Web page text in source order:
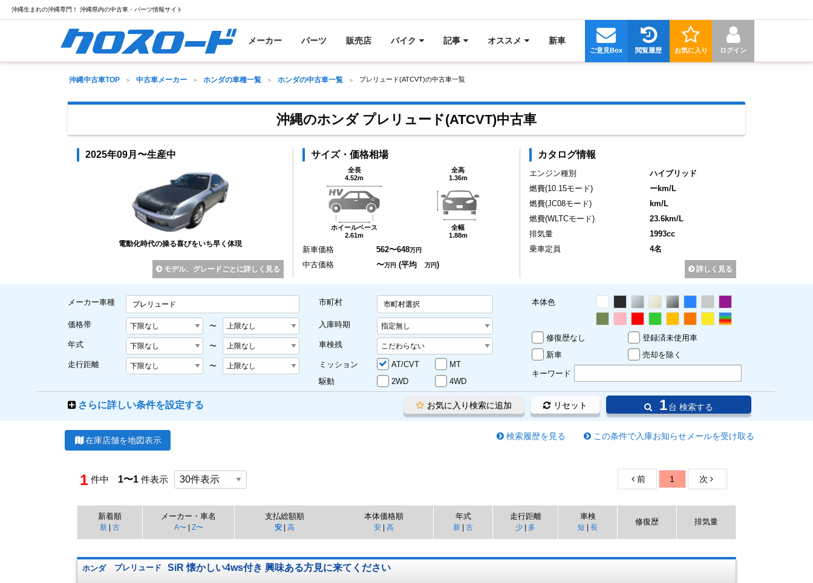
沖縄生まれの沖縄専門！ 沖縄県内の中古車・パーツ情報サイト
メーカー パーツ 販売店 バイク 記事 オススメ 新車
ログイン
お気に入り
閲覧履歴
ご意見Box
沖縄中古車TOP 中古車メーカー ホンダの車種一覧 ホンダの中古車一覧 プレリュード(ATCVT)の中古車一覧
沖縄のホンダ プレリュード(ATCVT)中古車
2025年09月〜生産中
電動化時代の操る喜びをいち早く体現
モデル、グレードごとに詳しく見る
サイズ・価格相場
全長
4.52m
ホイールベース
2.61m
全高
1.36m
全幅
1.88m
新車価格 562〜648万円
中古価格 〜万円 (平均万円)
カタログ情報
エンジン種別
ハイブリッド
燃費(10.15モード)
ーkm/L
燃費(JC08モード)
km/L
燃費(WLTCモード)
23.6km/L
排気量
1993cc
乗車定員
4名
詳しく見る
メーカー車種 プレリュード
価格帯 〜
年式 〜
走行距離 〜
市町村 市町村選択
入庫時期
車検残
ミッション AT/CVT
MT
駆動
2WD 4WD
本体色
修復歴なし
登録済未使用車
新車
売却を除く
キーワード
さらに詳しい条件を設定する 1台 検索する
リセット
お気に入り検索に追加
在庫店舗を地図表示 この条件で入庫お知らせメールを受け取る
検索履歴を見る
1 件中 1〜1 件表示 前 1 次
新着順
新 | 古
メーカー・車名
A〜| Z〜
支払総額順
安| 高
本体価格順
安| 高
年式
新 | 古
走行距離
少 | 多
車検
短 | 長
修復歴 排気量
ホンダ プレリュード SiR 懐かしい4ws付き 興味ある方見に来てください